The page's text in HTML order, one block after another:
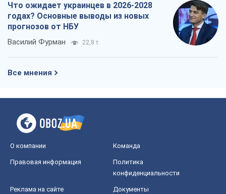
Что ожидает украинцев в 2026-2028
годах? Основные выводы из новых
прогнозов от НБУ
Василий Фурман 22,8 т.
Все мнения
О компании Команда
Правовая информация
Политика
конфиденциальности
Реклама на сайте Документы